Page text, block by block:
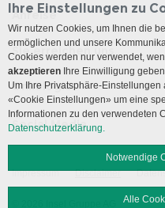
Anreise
Sie erreichen uns
Onkologie
Social Media
Impressum Disclaimer
Ihre Einstellungen zu
Wir nutzen Cookies, um Ihnen die
ermöglichen und unsere
Cookies werden nur verwendet,
akzeptieren Ihre Einwilligung
Um Ihre Privatsphäre-
«Cookie Einstellungen» um eine
Informationen zu den verwendeten
Datenschutzerklärung.
Notwendige
Alle